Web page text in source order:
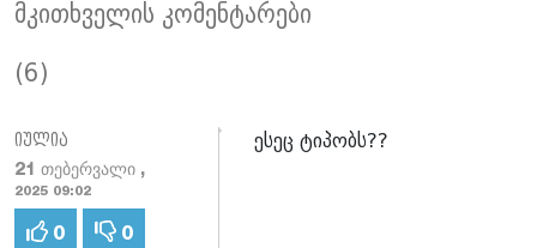
მკითხველის კომენტარები
(6)
იულია
21 თებერვალი ,
2025 09:02
0 0
ესეც ტიპობს??